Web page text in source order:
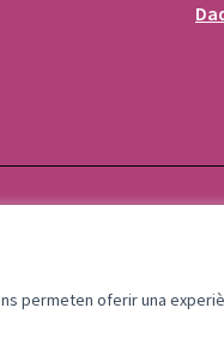
permeten oferir una